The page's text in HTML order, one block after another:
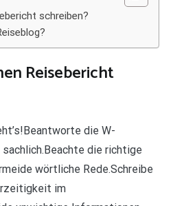
schreiben?
Reisebericht
die W-
sachlich.Beachte die richtige
wörtliche Rede.Schreibe
im